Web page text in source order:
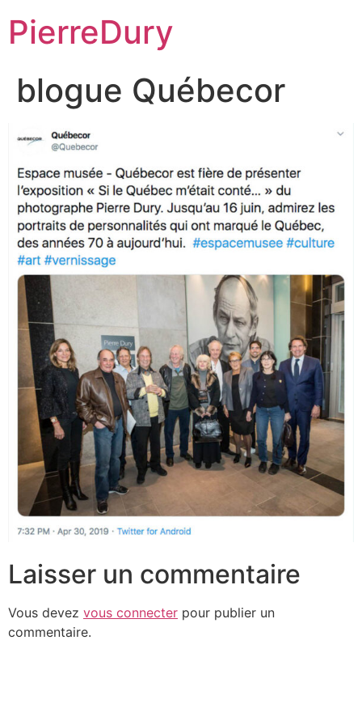
contenu
PierreDury
blogue Québecor
Laisser un commentaire
Vous devez vous connecter pour publier un
commentaire.